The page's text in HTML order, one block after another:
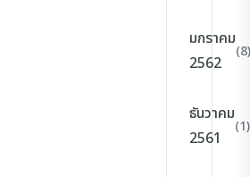
มกราคม
2562
(8)
ธันวาคม
2561
(1)